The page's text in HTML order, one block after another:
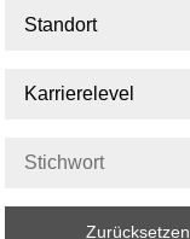
Standort
Karrierelevel
Zurücksetzen